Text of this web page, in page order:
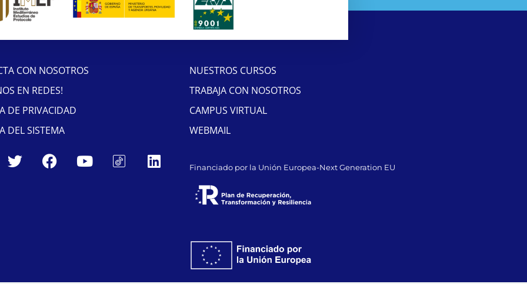
CON NOSOTROS
EN REDES!
DE PRIVACIDAD
DEL SISTEMA
NUESTROS CURSOS
TRABAJA CON NOSOTROS
CAMPUS VIRTUAL
WEBMAIL
Financiado por la Unión Europea-Next Generation EU